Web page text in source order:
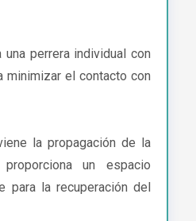
una perrera individual con
minimizar el contacto con
la propagación de la
un espacio
para la recuperación del